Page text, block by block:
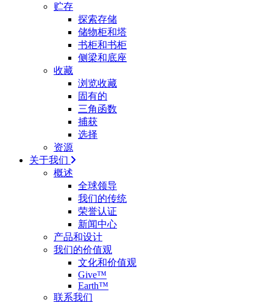
贮存
探索存储
储物柜和塔
书柜和书柜
侧梁和底座
收藏
浏览收藏
固有的
三角函数
捕获
选择
资源
关于我们
概述
全球领导
我们的传统
荣誉认证
新闻中心
产品和设计
我们的价值观
文化和价值观
Give™
Earth™
联系我们